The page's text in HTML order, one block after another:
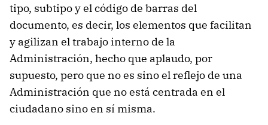
tipo, subtipo y el código de barras del
documento, es decir, los elementos que facilitan
y agilizan el trabajo interno de la
Administración, hecho que aplaudo, por
supuesto, pero que no es sino el reflejo de una
Administración que no está centrada en el
ciudadano sino en sí misma.